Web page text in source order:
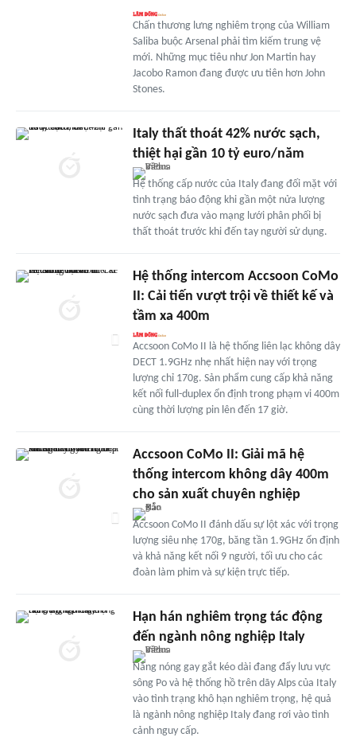
Chấn thương lưng nghiêm trọng của William
Saliba buộc Arsenal phải tìm kiếm trung vệ
mới. Những mục tiêu như Jon Martin hay
Jacobo Ramon đang được ưu tiên hơn John
Stones.
Italy thất thoát 42% nước sạch,
thiệt hại gần 10 tỷ euro/năm
Hệ thống cấp nước của Italy đang đối mặt với
tình trạng báo động khi gần một nửa lượng
nước sạch đưa vào mạng lưới phân phối bị
thất thoát trước khi đến tay người sử dụng.
Hệ thống intercom Accsoon CoMo
II: Cải tiến vượt trội về thiết kế và
tầm xa 400m
Accsoon CoMo II là hệ thống liên lạc không dây
DECT 1.9GHz nhẹ nhất hiện nay với trọng
lượng chỉ 170g. Sản phẩm cung cấp khả năng
kết nối full-duplex ổn định trong phạm vi 400m
cùng thời lượng pin lên đến 17 giờ.
Accsoon CoMo II: Giải mã hệ
thống intercom không dây 400m
cho sản xuất chuyên nghiệp
Accsoon CoMo II đánh dấu sự lột xác với trọng
lượng siêu nhẹ 170g, băng tần 1.9GHz ổn định
và khả năng kết nối 9 người, tối ưu cho các
đoàn làm phim và sự kiện trực tiếp.
Hạn hán nghiêm trọng tác động
đến ngành nông nghiệp Italy
Nắng nóng gay gắt kéo dài đang đẩy lưu vực
sông Po và hệ thống hồ trên dãy Alps của Italy
vào tình trạng khô hạn nghiêm trọng, hệ quả
là ngành nông nghiệp Italy đang rơi vào tình
cảnh nguy cấp.